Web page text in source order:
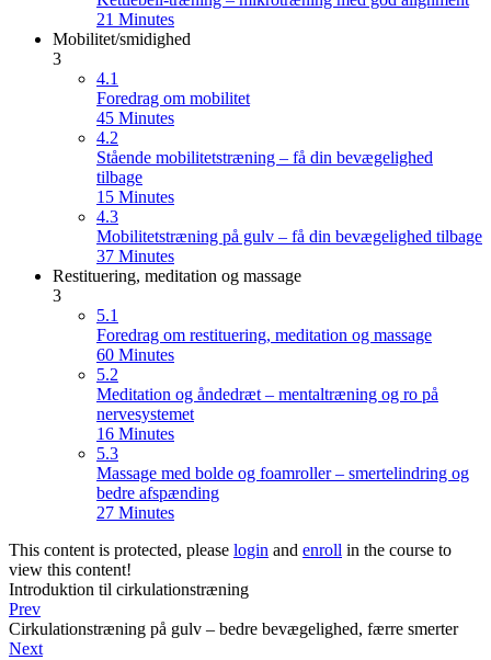
21 Minutes
Mobilitet/smidighed
3
4.1
Foredrag om mobilitet
45 Minutes
4.2
Stående mobilitetstræning – få din bevægelighed
tilbage
15 Minutes
4.3
Mobilitetstræning på gulv – få din bevægelighed tilbage
37 Minutes
Restituering, meditation og massage
3
5.1
Foredrag om restituering, meditation og massage
60 Minutes
5.2
Meditation og åndedræt – mentaltræning og ro på
nervesystemet
16 Minutes
5.3
Massage med bolde og foamroller – smertelindring og
bedre afspænding
27 Minutes
This content is protected, please login and enroll in the course to
view this content!
Introduktion til cirkulationstræning
Prev
Cirkulationstræning på gulv – bedre bevægelighed, færre smerter
Next